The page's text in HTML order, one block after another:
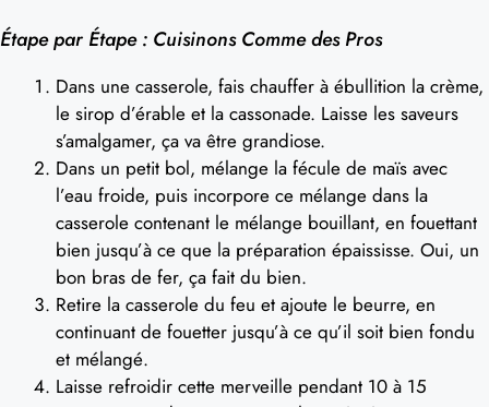
Étape par Étape : Cuisinons Comme des Pros
Dans une casserole, fais chauffer à ébullition la crème,
le sirop d’érable et la cassonade. Laisse les saveurs
s’amalgamer, ça va être grandiose.
Dans un petit bol, mélange la fécule de maïs avec
l’eau froide, puis incorpore ce mélange dans la
casserole contenant le mélange bouillant, en fouettant
bien jusqu’à ce que la préparation épaississe. Oui, un
bon bras de fer, ça fait du bien.
Retire la casserole du feu et ajoute le beurre, en
continuant de fouetter jusqu’à ce qu’il soit bien fondu
et mélangé.
Laisse refroidir cette merveille pendant 10 à 15